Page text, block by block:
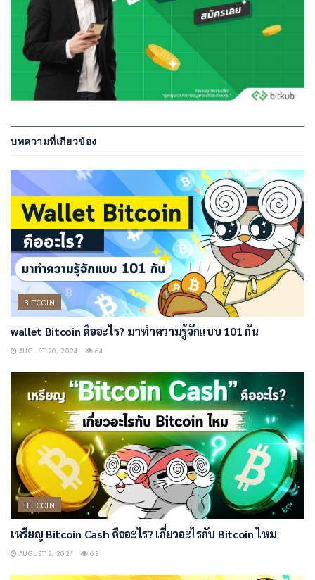
บทความที่เกียวข้อง
BITCOIN
wallet Bitcoin คืออะไร? มาทำความรู้จักแบบ 101 กัน
AUGUST 20, 2024 64
BITCOIN
เหรียญ Bitcoin Cash คืออะไร? เกี่ยวอะไรกับ Bitcoin ไหม
AUGUST 2, 2024 63